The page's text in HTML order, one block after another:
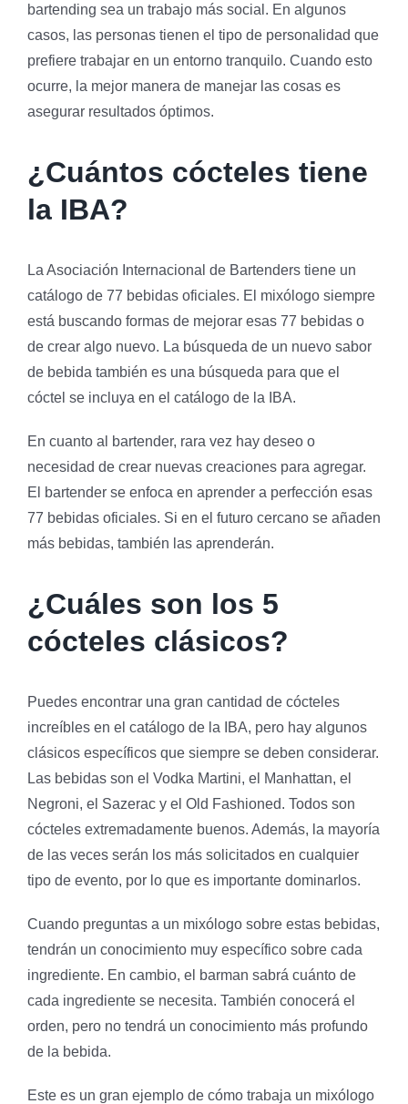
bartending sea un trabajo más social. En algunos
casos, las personas tienen el tipo de personalidad que
prefiere trabajar en un entorno tranquilo. Cuando esto
ocurre, la mejor manera de manejar las cosas es
asegurar resultados óptimos.
¿Cuántos cócteles tiene
la IBA?
La Asociación Internacional de Bartenders tiene un
catálogo de 77 bebidas oficiales. El mixólogo siempre
está buscando formas de mejorar esas 77 bebidas o
de crear algo nuevo. La búsqueda de un nuevo sabor
de bebida también es una búsqueda para que el
cóctel se incluya en el catálogo de la IBA.
En cuanto al bartender, rara vez hay deseo o
necesidad de crear nuevas creaciones para agregar.
El bartender se enfoca en aprender a perfección esas
77 bebidas oficiales. Si en el futuro cercano se añaden
más bebidas, también las aprenderán.
¿Cuáles son los 5
cócteles clásicos?
Puedes encontrar una gran cantidad de cócteles
increíbles en el catálogo de la IBA, pero hay algunos
clásicos específicos que siempre se deben considerar.
Las bebidas son el Vodka Martini, el Manhattan, el
Negroni, el Sazerac y el Old Fashioned. Todos son
cócteles extremadamente buenos. Además, la mayoría
de las veces serán los más solicitados en cualquier
tipo de evento, por lo que es importante dominarlos.
Cuando preguntas a un mixólogo sobre estas bebidas,
tendrán un conocimiento muy específico sobre cada
ingrediente. En cambio, el barman sabrá cuánto de
cada ingrediente se necesita. También conocerá el
orden, pero no tendrá un conocimiento más profundo
de la bebida.
Este es un gran ejemplo de cómo trabaja un mixólogo